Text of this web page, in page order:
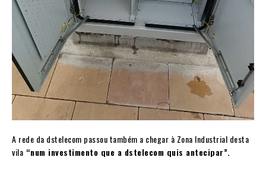
A rede da dstelecom passou também a chegar à Zona Industrial desta
vila “num investimento que a dstelecom quis antecipar”.